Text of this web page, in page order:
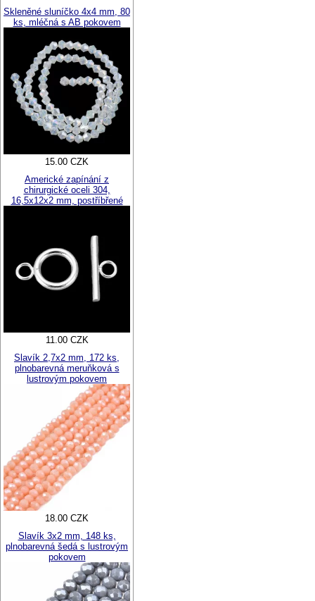
Skleněné sluníčko 4x4 mm, 80
ks, mléčná s AB pokovem
15.00 CZK
Americké zapínání z
chirurgické oceli 304,
16,5x12x2 mm, postříbřené
11.00 CZK
Slavík 2,7x2 mm, 172 ks,
plnobarevná meruňková s
lustrovým pokovem
18.00 CZK
Slavík 3x2 mm, 148 ks,
plnobarevná šedá s lustrovým
pokovem